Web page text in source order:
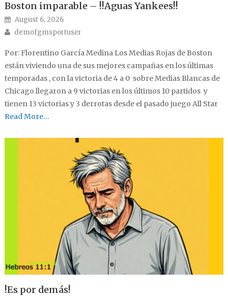
Boston imparable – !!Aguas Yankees!!
Posted on
August 6, 2026
Author
demofgmsportuser
Por: Florentino García Medina Los Medias Rojas de Boston
están viviendo una de sus mejores campañas en los últimas
temporadas , con la victoria de 4 a 0 sobre Medias Blancas de
Chicago llegaron a 9 victorias en los últimos 10 partidos y
tienen 13 victorias y 3 derrotas desde el pasado juego All Star
Read More…
!Es por demás!